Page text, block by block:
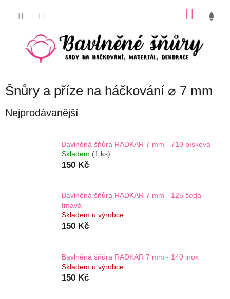
Šnůry a příze na háčkování ⌀ 7 mm
Nejprodávanější
Bavlněná šňůra RADKAR 7 mm - 710 písková
Skladem (1 ks)
150 Kč
Bavlněná šňůra RADKAR 7 mm - 125 šedá
tmavá
Skladem u výrobce
150 Kč
Bavlněná šňůra RADKAR 7 mm - 140 inox
Skladem u výrobce
150 Kč